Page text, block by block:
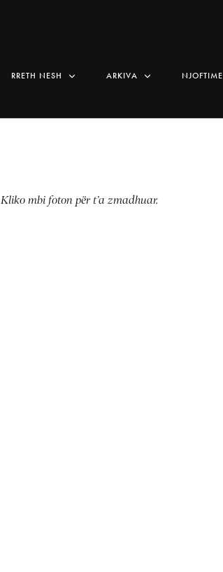
RRETH NESH ARKIVA NJOFTIME
Kliko mbi foton për t’a zmadhuar.